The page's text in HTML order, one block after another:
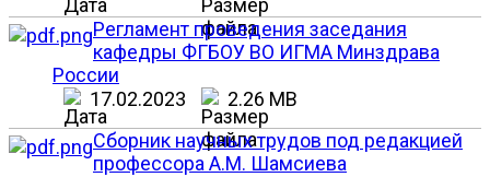
Регламент проведения заседания
кафедры ФГБОУ ВО ИГМА Минздрава
России
17.02.2023
2.26 MB
Сборник научных трудов под редакцией
профессора А.М. Шамсиева